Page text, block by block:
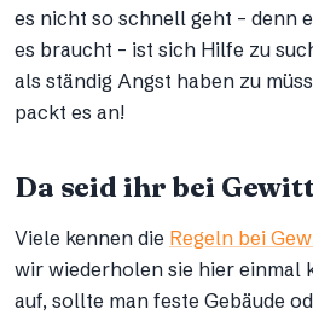
es nicht so schnell geht – denn
es braucht – ist sich Hilfe zu
als ständig Angst haben zu
packt es an!
Da seid ihr bei
Viele kennen die Regeln bei
wir wiederholen sie hier einmal
auf, sollte man feste Gebäude